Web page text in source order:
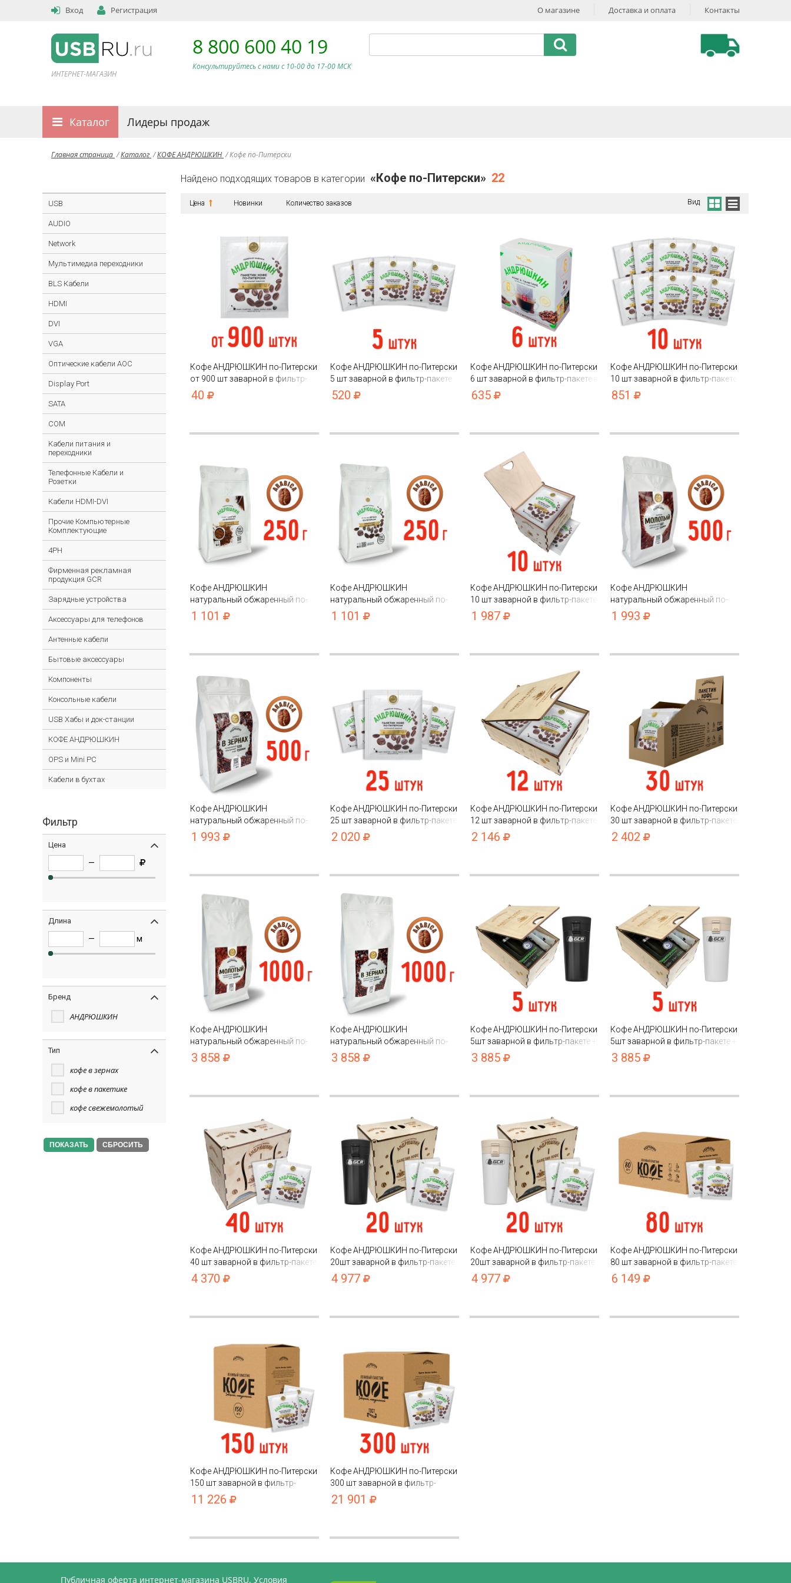
Вход Регистрация О магазине Доставка и оплата Контакты
ИНТЕРНЕТ-МАГАЗИН
8 800 600 40 19
Консультируйтесь с нами c 10-00 до 17-00 МСК
Каталог Лидеры продаж
Главная страница /Каталог /КОФЕ АНДРЮШКИН /Кофе по-Питерски
USB
AUDIO
Network
Мультимедиа переходники
BLS Кабели
HDMI
DVI
VGA
Оптические кабели AOC
Display Port
SATA
COM
Кабели питания и
переходники
Телефонные Кабели и
Розетки
Кабели HDMI-DVI
Прочие Компьютерные
Комплектующие
4PH
Фирменная рекламная
продукция GCR
Зарядные устройства
Аксессуары для телефонов
Антенные кабели
Бытовые аксессуары
Компоненты
Консольные кабели
USB Хабы и док-станции
КОФЕ АНДРЮШКИН
OPS и Mini PC
Кабели в бухтах
Фильтр
Цена
—
Длина
— м
Бренд
АНДРЮШКИН
Тип
кофе в зернах
кофе в пакетике
кофе свежемолотый
СБРОСИТЬ
Найдено подходящих товаров в категории «Кофе по-Питерски» 22
Цена Новинки Количество заказов Вид
Кофе АНДРЮШКИН по-Питерски
от 900 шт заварной в фильтр-
пакете
40
Кофе АНДРЮШКИН по-Питерски
5 шт заварной в фильтр-пакете
520
Кофе АНДРЮШКИН по-Питерски
6 шт заварной в фильтр-пакете в
коробке
635
Кофе АНДРЮШКИН по-Питерски
10 шт заварной в фильтр-пакете
851
Кофе АНДРЮШКИН
натуральный обжаренный по-
Питерски молотый 250гр в
пакете с замком zip lock
1 101
Кофе АНДРЮШКИН
натуральный обжаренный по-
Питерски в зернах 250гр в пакете
с замком zip lock
1 101
Кофе АНДРЮШКИН по-Питерски
10 шт заварной в фильтр-пакете
в подарочной шкатулке ЭКО
1 987
Кофе АНДРЮШКИН
натуральный обжаренный по-
Питерски молотый 500гр в
пакете с замком zip lock
1 993
Кофе АНДРЮШКИН
натуральный обжаренный по-
Питерски в зернах 500гр в пакете
с замком zip lock
1 993
Кофе АНДРЮШКИН по-Питерски
25 шт заварной в фильтр-пакете
2 020
Кофе АНДРЮШКИН по-Питерски
12 шт заварной в фильтр-пакете
в подарочной шкатулке ЭКО
2 146
Кофе АНДРЮШКИН по-Питерски
30 шт заварной в фильтр-пакете
в шоубоксе
2 402
Кофе АНДРЮШКИН
натуральный обжаренный по-
Питерски молотый 1000гр в
пакете с замком zip lock
3 858
Кофе АНДРЮШКИН
натуральный обжаренный по-
Питерски в зернах 1000гр в
пакете с замком zip lock
3 858
Кофе АНДРЮШКИН по-Питерски
5шт заварной в фильтр-пакете +
термокружка черная в
подарочной шкатулке ЭКО
3 885
Кофе АНДРЮШКИН по-Питерски
5шт заварной в фильтр-пакете +
термокружка белая в
подарочной шкатулке ЭКО
3 885
Кофе АНДРЮШКИН по-Питерски
40 шт заварной в фильтр-пакете
в подарочной шкатулке ЭКО
4 370
Кофе АНДРЮШКИН по-Питерски
20шт заварной в фильтр-пакете
+ термокружка черная в
подарочной шкатулке ЭКО
4 977
Кофе АНДРЮШКИН по-Питерски
20шт заварной в фильтр-пакете
+ термокружка белая в
подарочной шкатулке ЭКО
4 977
Кофе АНДРЮШКИН по-Питерски
80 шт заварной в фильтр-пакете
в коробке
6 149
Кофе АНДРЮШКИН по-Питерски
150 шт заварной в фильтр-
пакете в коробке
11 226
Кофе АНДРЮШКИН по-Питерски
300 шт заварной в фильтр-
пакете в коробке
21 901
Публичная оферта интернет-магазина USBRU. Условия